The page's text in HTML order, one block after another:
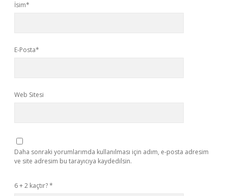
İsim*
E-Posta*
Web Sitesi
Daha sonraki yorumlarımda kullanılması için adım, e-posta adresim
ve site adresim bu tarayıcıya kaydedilsin.
6 + 2 kaçtır?*